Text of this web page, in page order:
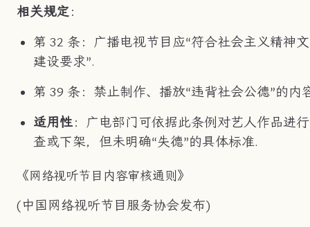
相关规定：
第 32 条：广播电视节目应“符合社会主义精神
建设要求”.
第 39 条：禁止制作、播放“违背社会公德”的内
适用性：广电部门可依据此条例对艺人作品进
查或下架，但未明确“失德”的具体标准.
《网络视听节目内容审核通则》
(中国网络视听节目服务协会发布)